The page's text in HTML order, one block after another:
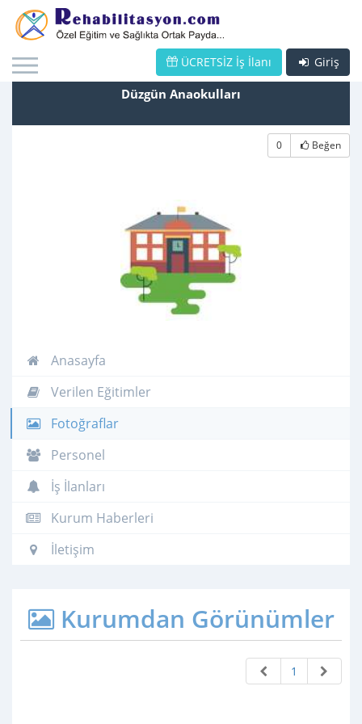
Giriş
ÜCRETSİZ İş İlanı
Düzgün Anaokulları
0 Beğen
Anasayfa
Verilen Eğitimler
Fotoğraflar
Personel
İş İlanları
Kurum Haberleri
İletişim
Kurumdan Görünümler
1